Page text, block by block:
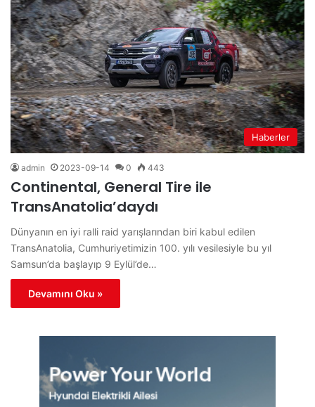
Haberler
admin 2023-09-14 0 443
Continental, General Tire ile
TransAnatolia’daydı
Dünyanın en iyi ralli raid yarışlarından biri kabul edilen
TransAnatolia, Cumhuriyetimizin 100. yılı vesilesiyle bu yıl
Samsun’da başlayıp 9 Eylül’de…
Devamını Oku »